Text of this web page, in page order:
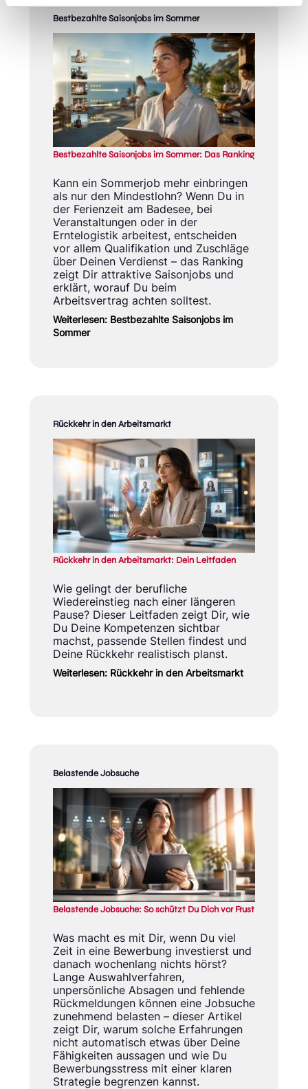
Bestbezahlte Saisonjobs im Sommer
Bestbezahlte Saisonjobs im Sommer: Das Ranking
Kann ein Sommerjob mehr einbringen
als nur den Mindestlohn? Wenn Du in
der Ferienzeit am Badesee, bei
Veranstaltungen oder in der
Erntelogistik arbeitest, entscheiden
vor allem Qualifikation und Zuschläge
über Deinen Verdienst – das Ranking
zeigt Dir attraktive Saisonjobs und
erklärt, worauf Du beim
Arbeitsvertrag achten solltest.
Weiterlesen: Bestbezahlte Saisonjobs im
Sommer
Rückkehr in den Arbeitsmarkt
Rückkehr in den Arbeitsmarkt: Dein Leitfaden
Wie gelingt der berufliche
Wiedereinstieg nach einer längeren
Pause? Dieser Leitfaden zeigt Dir, wie
Du Deine Kompetenzen sichtbar
machst, passende Stellen findest und
Deine Rückkehr realistisch planst.
Weiterlesen: Rückkehr in den Arbeitsmarkt
Belastende Jobsuche
Belastende Jobsuche: So schützt Du Dich vor Frust
Was macht es mit Dir, wenn Du viel
Zeit in eine Bewerbung investierst und
danach wochenlang nichts hörst?
Lange Auswahlverfahren,
unpersönliche Absagen und fehlende
Rückmeldungen können eine Jobsuche
zunehmend belasten – dieser Artikel
zeigt Dir, warum solche Erfahrungen
nicht automatisch etwas über Deine
Fähigkeiten aussagen und wie Du
Bewerbungsstress mit einer klaren
Strategie begrenzen kannst.